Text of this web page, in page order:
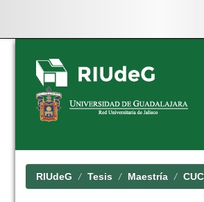
Skip
navigation
RIUdeG Tesis Maestría